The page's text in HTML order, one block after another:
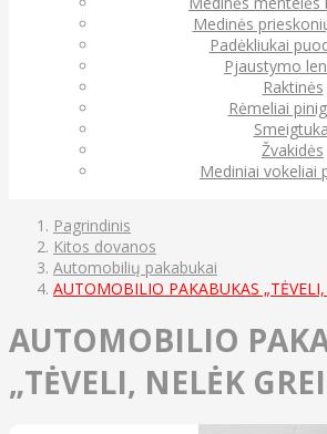
Medinės
Padėkliukai
Pjaustymo
Raktinės
Rėmeliai
Žvakidės
Mediniai vokeliai
Pagrindinis
Kitos dovanos
Automobilių pakabukai
AUTOMOBILIO PAKABUKAS „TĖVELI,
AUTOMOBILIO
„TĖVELI, NELĖK